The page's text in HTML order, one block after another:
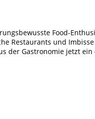
Food-
Restaurants und
der Gastronomie jetzt